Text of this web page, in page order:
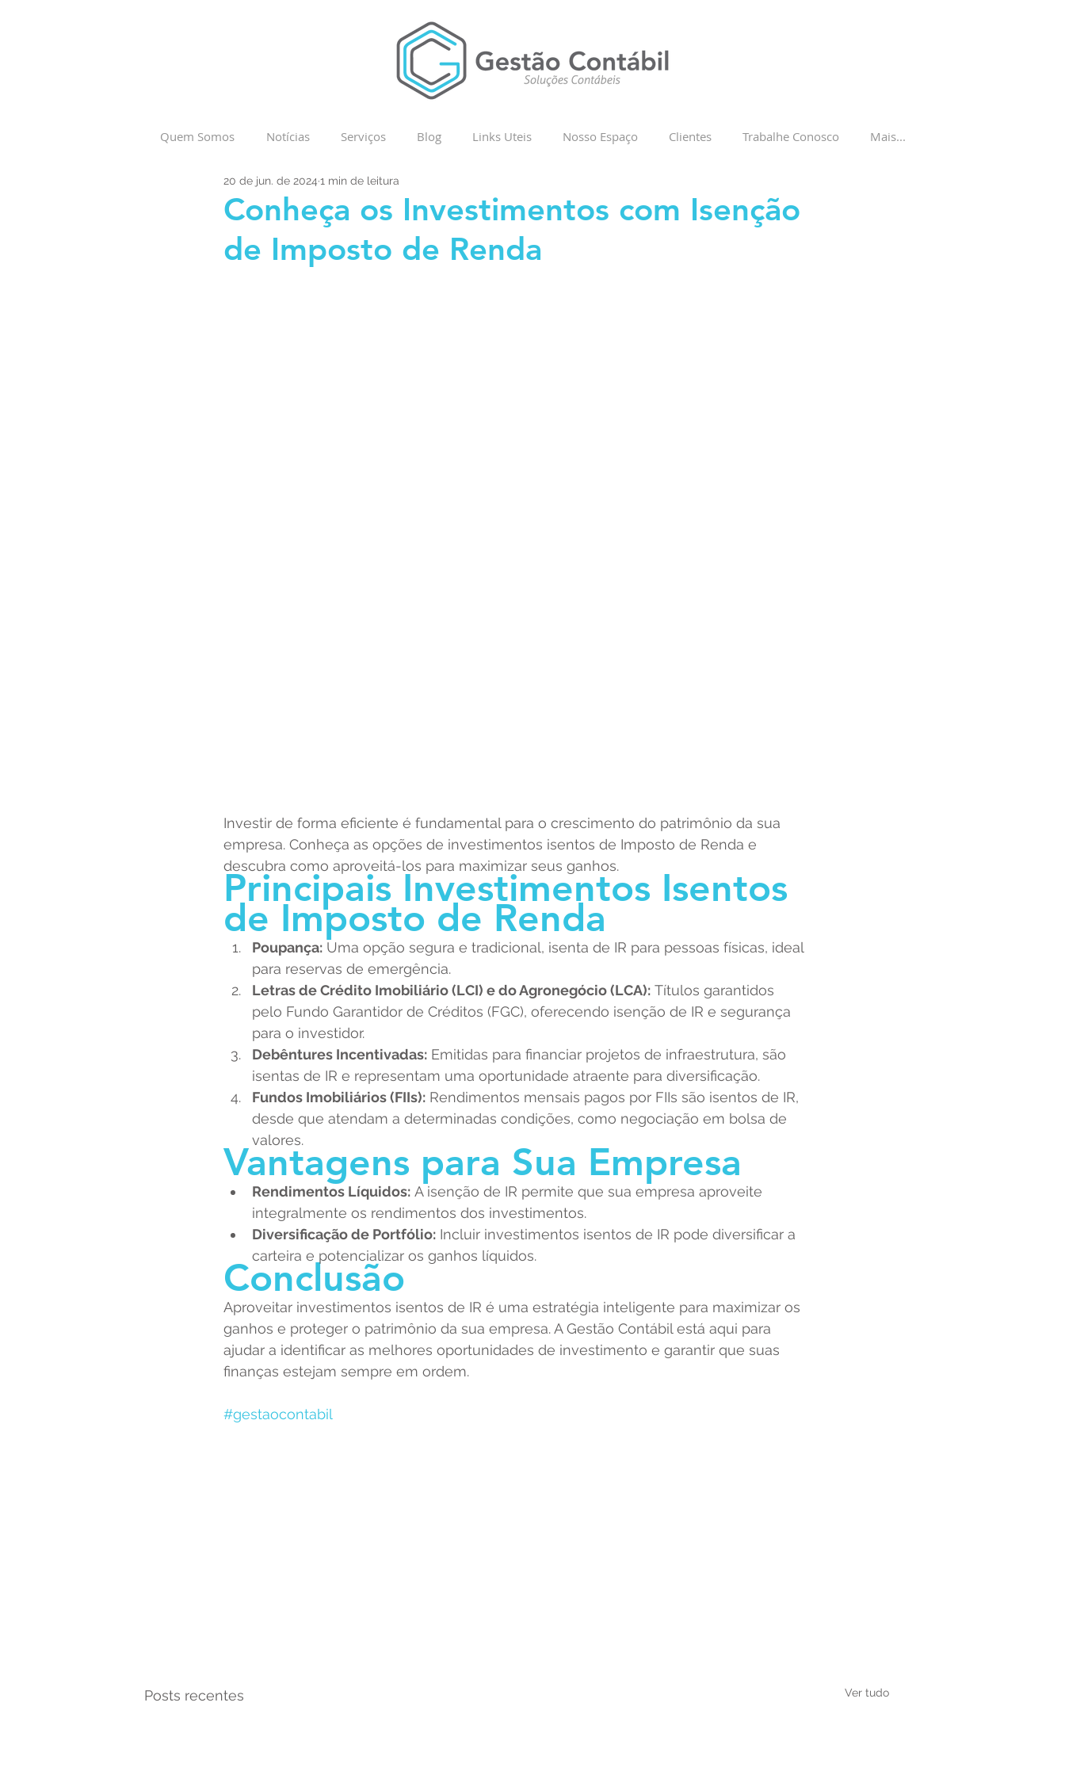
Quem Somos Notícias Serviços Blog Links Uteis Nosso Espaço Clientes Trabalhe Conosco Mais...
Conheça os Investimentos com Isenção
de Imposto de Renda
20 de jun. de 2024 1 min de leitura
Investir de forma eficiente é fundamental para o crescimento do patrimônio da sua
empresa. Conheça as opções de investimentos isentos de Imposto de Renda e
descubra como aproveitá-los para maximizar seus ganhos.
Principais Investimentos Isentos
de Imposto de Renda
Poupança: Uma opção segura e tradicional, isenta de IR para pessoas físicas, ideal
para reservas de emergência.
Letras de Crédito Imobiliário (LCI) e do Agronegócio (LCA): Títulos garantidos
pelo Fundo Garantidor de Créditos (FGC), oferecendo isenção de IR e segurança
para o investidor.
Debêntures Incentivadas: Emitidas para financiar projetos de infraestrutura, são
isentas de IR e representam uma oportunidade atraente para diversificação.
Fundos Imobiliários (FIIs): Rendimentos mensais pagos por FIIs são isentos de IR,
desde que atendam a determinadas condições, como negociação em bolsa de
valores.
Vantagens para Sua Empresa
Rendimentos Líquidos: A isenção de IR permite que sua empresa aproveite
integralmente os rendimentos dos investimentos.
Diversificação de Portfólio: Incluir investimentos isentos de IR pode diversificar a
carteira e potencializar os ganhos líquidos.
Conclusão
Aproveitar investimentos isentos de IR é uma estratégia inteligente para maximizar os
ganhos e proteger o patrimônio da sua empresa. A Gestão Contábil está aqui para
ajudar a identificar as melhores oportunidades de investimento e garantir que suas
finanças estejam sempre em ordem.
#gestaocontabil
Posts recentes Ver tudo